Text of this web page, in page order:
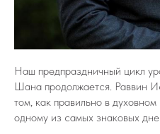
Наш предпраздничный цикл
Шана продолжается. Раввин
том, как правильно в
одному из самых знаковых